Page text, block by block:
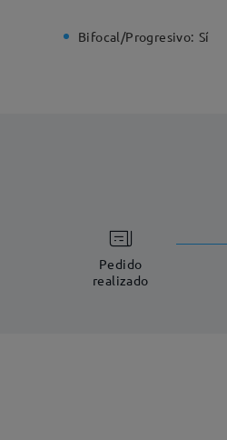
Bifocal/Progresivo: Sí
Pedido
realizado